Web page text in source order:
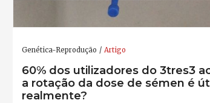
Genética-Reprodução Artigo
60% dos utilizadores do 3tres3
a rotação da dose de sémen é
realmente?